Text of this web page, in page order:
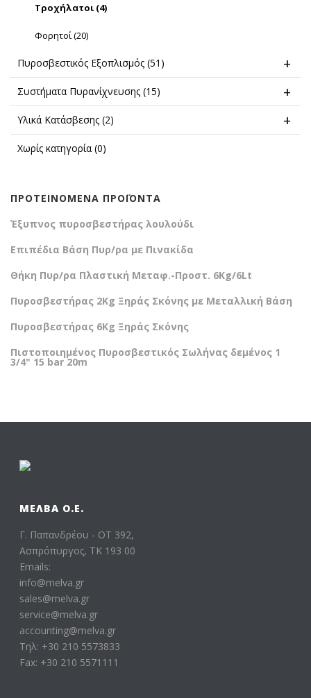
Τροχήλατοι (4)
Φορητοί(20)
Πυροσβεστικός Εξοπλισμός (51)
Συστήματα Πυρανίχνευσης (15)
Υλικά Κατάσβεσης (2)
Χωρίς κατηγορία (0)
ΠΡΟΤΕΙΝΟΜΕΝΑ ΠΡΟΪΟΝΤΑ
Έξυπνος πυροσβεστήρας λουλούδι
Επιπέδια Βάση Πυρ/ρα με Πινακίδα
Θήκη Πυρ/ρα Πλαστική Μεταφ.-Προστ. 6Kg/6Lt
Πυροσβεστήρας 2Kg Ξηράς Σκόνης με Μεταλλική Βάση
Πυροσβεστήρας 6Kg Ξηράς Σκόνης
Πιστοποιημένος Πυροσβεστικός Σωλήνας δεμένος 1
3/4" 15 bar 20m
ΜΕΛΒΑ Ο.Ε.
Γ. Παπανδρέου - ΟΤ 392,
Ασπρόπυργος, ΤΚ 193 00
Emails:
info@melva.gr
sales@melva.gr
service@melva.gr
accounting@melva.gr
Τηλ: +30 210 5573833
Fax: +30 210 5571111